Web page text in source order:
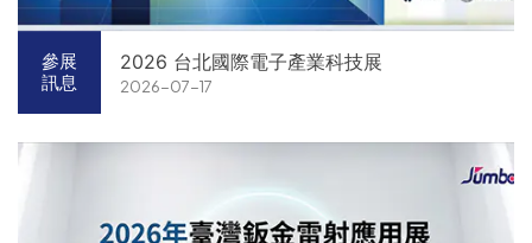
參展
訊息
2026 台北國際電子產業科技展
2026-07-17